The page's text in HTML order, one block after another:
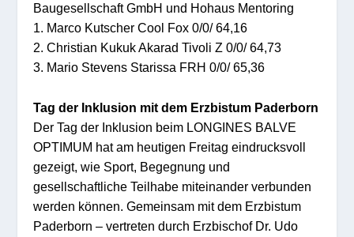
Baugesellschaft GmbH und Hohaus Mentoring
1. Marco Kutscher Cool Fox 0/0/ 64,16
2. Christian Kukuk Akarad Tivoli Z 0/0/ 64,73
3. Mario Stevens Starissa FRH 0/0/ 65,36
Tag der Inklusion mit dem Erzbistum Paderborn
Der Tag der Inklusion beim LONGINES BALVE
OPTIMUM hat am heutigen Freitag eindrucksvoll
gezeigt, wie Sport, Begegnung und
gesellschaftliche Teilhabe miteinander verbunden
werden können. Gemeinsam mit dem Erzbistum
Paderborn – vertreten durch Erzbischof Dr. Udo